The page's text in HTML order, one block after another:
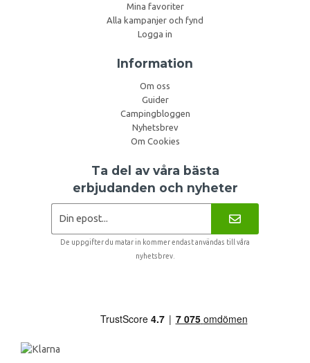
Mina favoriter
Alla kampanjer och fynd
Logga in
Information
Om oss
Guider
Campingbloggen
Nyhetsbrev
Om Cookies
Ta del av våra bästa
erbjudanden och nyheter
De uppgifter du matar in kommer endast användas till våra
nyhetsbrev.